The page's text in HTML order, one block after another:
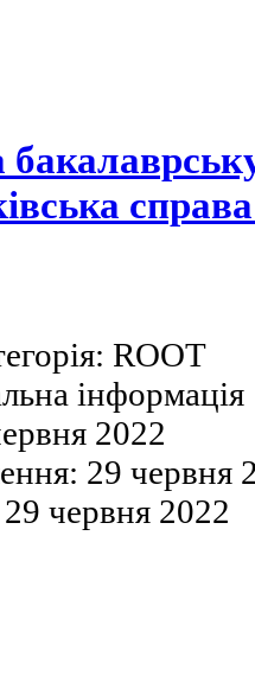
ROOT
інформація
2022
29 червня
29 червня 2022